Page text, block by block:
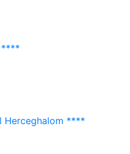
****
Herceghalom ****